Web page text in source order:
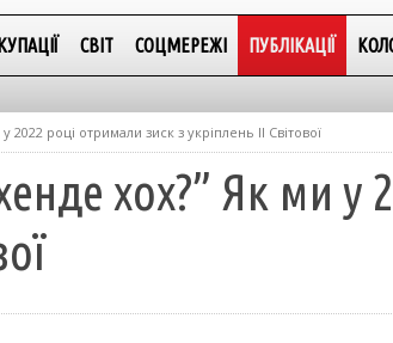
СВІТ СОЦМЕРЕЖІ ПУБЛІКАЦІЇ
році отримали зиск з укріплень ІІ Світової
хох?” Як ми у